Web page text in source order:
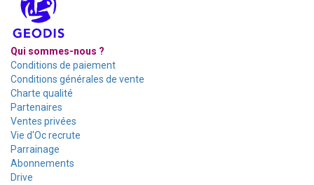
Qui sommes-nous ?
Conditions de paiement
Conditions générales de vente
Charte qualité
Partenaires
Ventes privées
Vie d'Oc recrute
Parrainage
Abonnements
Drive